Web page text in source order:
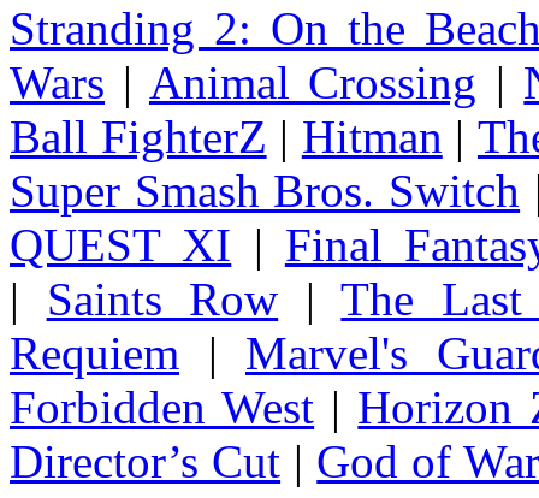
Stranding 2: On the
Wars | Animal Crossing |
Ball FighterZ | Hitman |
Super Smash Bros. Switch
QUEST XI | Final
| Saints Row |The
Requiem | Marvel's
Forbidden West | Horizon
Director’s Cut | God of